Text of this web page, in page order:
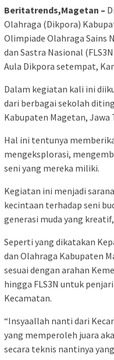
Beritatrends,Magetan –
Olahraga (Dikpora)
Olimpiade Olahraga Sains
dan Sastra Nasional
Aula Dikpora setempat,
Dalam kegiatan kali ini
dari berbagai sekolah
Kabupaten Magetan, Jawa
Hal ini tentunya
mengeksplorasi,
seni yang mereka miliki.
Kegiatan ini menjadi
kecintaan terhadap seni
generasi muda yang
Seperti yang dikatakan
dan Olahraga Kabupaten
sesuai dengan arahan
hingga FLS3N untuk
Kecamatan.
“Insyaallah nanti dari
yang memperoleh juara
secara teknis nantinya